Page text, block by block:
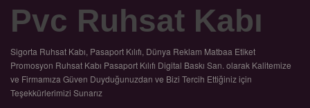
Pvc Ruhsat Kabı
Sigorta Ruhsat Kabı, Pasaport Kılıfı, Dünya Reklam Matbaa Etiket
Promosyon Ruhsat Kabı Pasaport Kılıfı Digital Baskı San. olarak Kalitemize
ve Firmamıza Güven Duyduğunuzdan ve Bizi Tercih Ettiğiniz için
Teşekkürlerimizi Sunarız